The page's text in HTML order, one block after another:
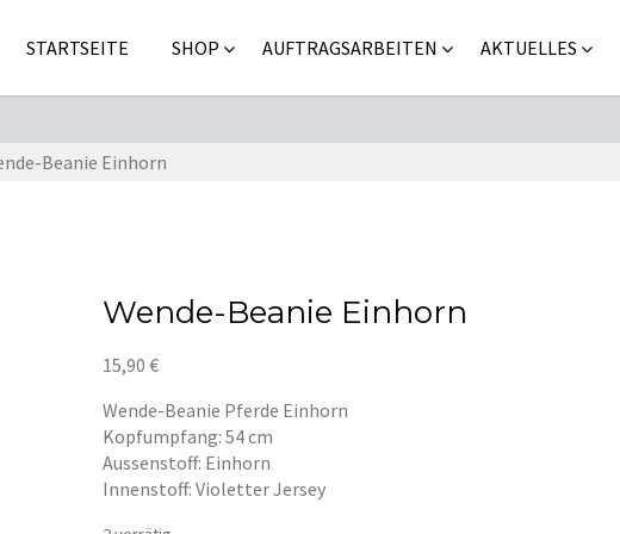
STARTSEITE SHOP AUFTRAGSARBEITEN AKTUELLES
Beanie Einhorn
Wende-Beanie Einhorn
15,90 €
Wende-Beanie Pferde Einhorn
Kopfumpfang: 54 cm
Aussenstoff: Einhorn
Innenstoff: Violetter Jersey